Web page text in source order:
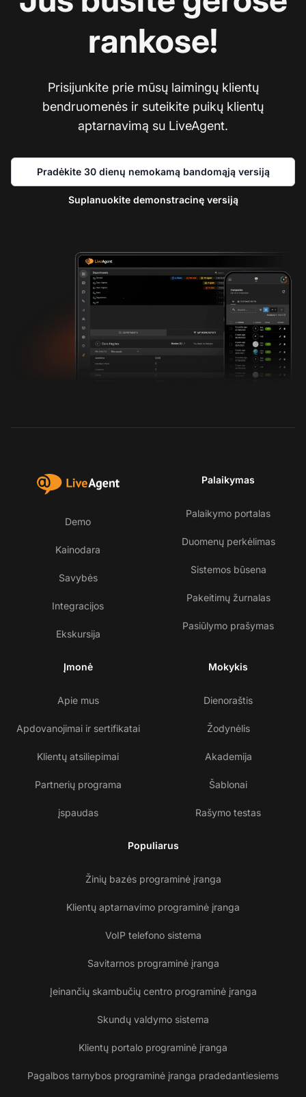
rankose!
Prisijunkite prie mūsų laimingų klientų
bendruomenės ir suteikite puikų klientų
aptarnavimą su LiveAgent.
Pradėkite 30 dienų nemokamą bandomąją versiją
Suplanuokite demonstracinę versiją
Demo
Kainodara
Savybės
Integracijos
Ekskursija
Palaikymas
Palaikymo portalas
Duomenų perkėlimas
Sistemos būsena
Pakeitimų žurnalas
Pasiūlymo prašymas
Įmonė
Apie mus
Apdovanojimai ir sertifikatai
Klientų atsiliepimai
Partnerių programa
įspaudas
Mokykis
Dienoraštis
Žodynėlis
Akademija
Šablonai
Rašymo testas
Populiarus
Žinių bazės programinė įranga
Klientų aptarnavimo programinė įranga
VoIP telefono sistema
Savitarnos programinė įranga
Įeinančių skambučių centro programinė įranga
Skundų valdymo sistema
Klientų portalo programinė įranga
Pagalbos tarnybos programinė įranga pradedantiesiems